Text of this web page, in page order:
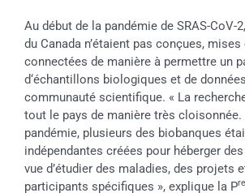
Au début de la pandémie de SRAS-CoV-
du Canada n’étaient pas conçues,
connectées de manière à permettre un
d‘échantillons biologiques et de
communauté scientifique. « La
tout le pays de manière très cloisonnée.
pandémie, plusieurs des biobanques
indépendantes créées pour héberger
vue d’étudier des maladies, des projets
participants spécifiques », explique la Pre